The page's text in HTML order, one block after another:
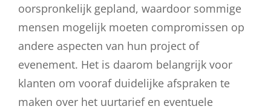
oorspronkelijk gepland, waardoor sommige
mensen mogelijk moeten compromissen op
andere aspecten van hun project of
evenement. Het is daarom belangrijk voor
klanten om vooraf duidelijke afspraken te
maken over het uurtarief en eventuele